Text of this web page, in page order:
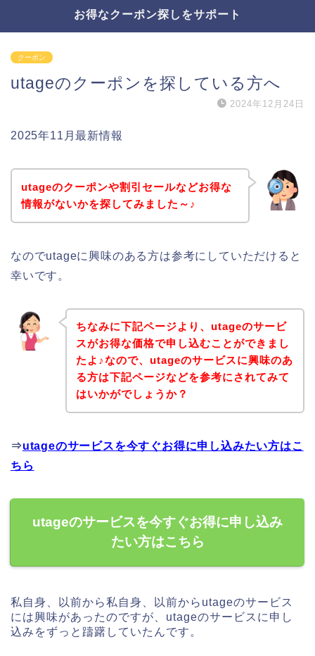
お得なクーポン探しをサポート
クーポン
utageのクーポンを探している方へ
2024年12月24日
2025年11月最新情報
utageのクーポンや割引セールなどお得な
情報がないかを探してみました～♪
なのでutageに興味のある方は参考にしていただけると
幸いです。
ちなみに下記ページより、utageのサービ
スがお得な価格で申し込むことができまし
たよ♪なので、utageのサービスに興味のあ
る方は下記ページなどを参考にされてみて
はいかがでしょうか？
⇒utageのサービスを今すぐお得に申し込みたい方はこ
ちら
utageのサービスを今すぐお得に申し込み
たい方はこちら
私自身、以前から私自身、以前からutageのサービス
には興味があったのですが、utageのサービスに申し
込みをずっと躊躇していたんです。